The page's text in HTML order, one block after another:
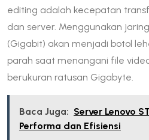
editing adalah kecepatan
dan server. Menggunakan
(Gigabit) akan menjadi botol
parah saat menangani file
berukuran ratusan Gigabyte.
Baca Juga: Server Lenovo
Performa dan Efisiensi